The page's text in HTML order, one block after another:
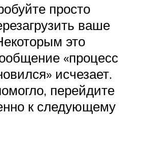
просто
ваше
это
«процесс
исчезает.
перейдите
к следующему